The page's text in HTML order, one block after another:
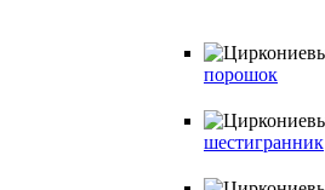
порошок
шестигранник